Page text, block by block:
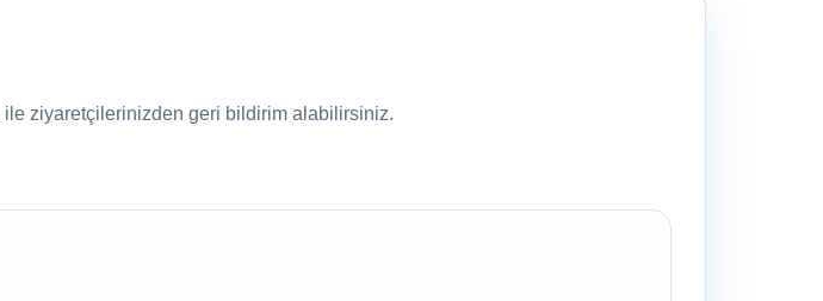
ile ziyaretçilerinizden geri bildirim alabilirsiniz.